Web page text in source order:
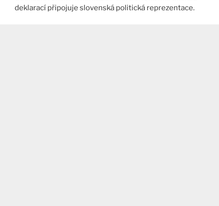
deklarací připojuje slovenská politická reprezentace.